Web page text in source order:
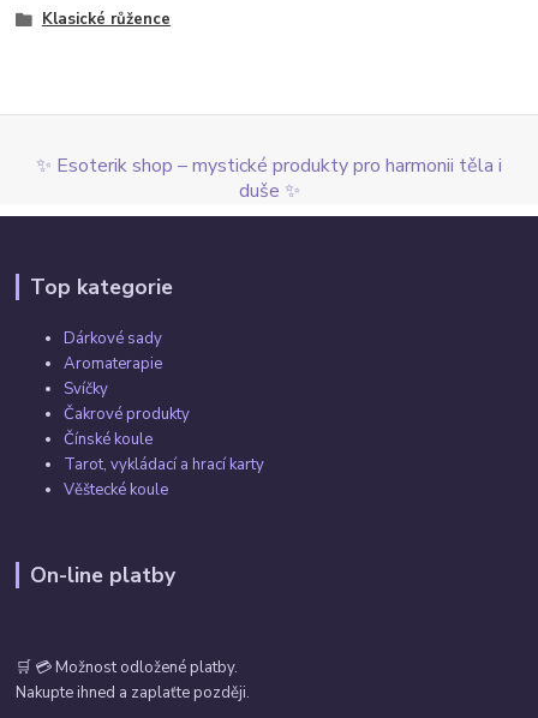
Klasické růžence
✨ Esoterik shop – mystické produkty pro harmonii těla i
duše ✨
Top kategorie
Dárkové sady
Aromaterapie
Svíčky
Čakrové produkty
Čínské koule
Tarot, vykládací a hrací karty
Věštecké koule
On-line platby
🛒 💳 Možnost odložené platby.
Nakupte ihned a zaplaťte později.